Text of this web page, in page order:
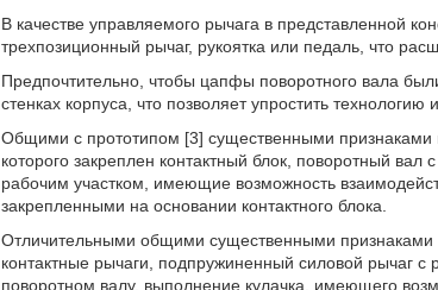
В качестве управляемого рычага в представленной
трехпозиционный рычаг, рукоятка или педаль, что
Предпочтительно, чтобы цапфы поворотного вала
стенках корпуса, что позволяет упростить технологию
Общими с прототипом [3] существенными признаками
которого закреплен контактный блок, поворотный
рабочим участком, имеющие возможность
закрепленными на основании контактного блока.
Отличительными общими существенными признаками
контактные рычаги, подпружиненный силовой рычаг
поворотном валу, выполнение кулачка, имеющего